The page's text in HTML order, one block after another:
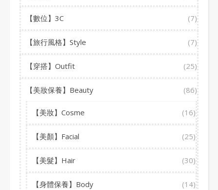
【數位】3C (7)
【旅行風格】Style (7)
【穿搭】Outfit (25)
【美妝保養】Beauty (86)
【美妝】Cosme (16)
【美顏】Facial (25)
【美髮】Hair (30)
【身體保養】Body (14)